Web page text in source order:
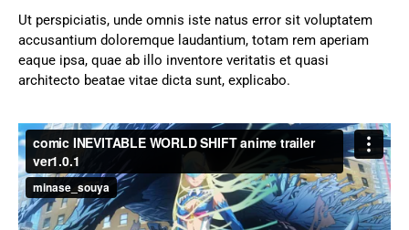
Ut perspiciatis, unde omnis iste natus error sit voluptatem
accusantium doloremque laudantium, totam rem aperiam
eaque ipsa, quae ab illo inventore veritatis et quasi
architecto beatae vitae dicta sunt, explicabo.